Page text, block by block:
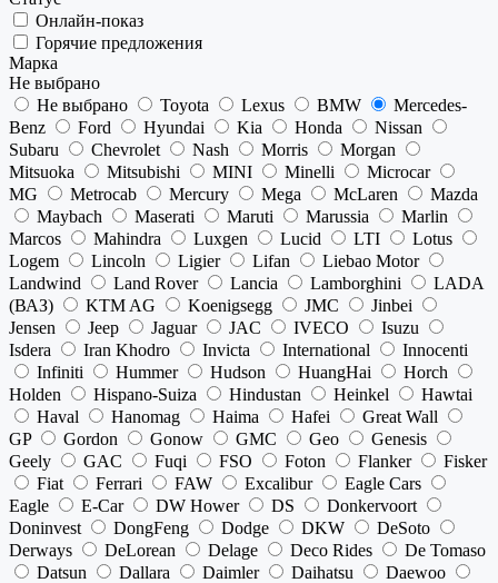
Онлайн-показ
Горячие предложения
Марка
Не выбрано
Не выбрано
Toyota Lexus BMW
Mercedes-
Benz
Ford Hyundai Kia Honda
Nissan
Subaru
Chevrolet Nash Morris
Morgan
Mitsuoka
Mitsubishi MINI Minelli
Microcar
MG
Metrocab Mercury Mega McLaren
Mazda
Maybach
Maserati Maruti Marussia
Marlin
Marcos
Mahindra Luxgen Lucid LTI
Lotus
Logem
Lincoln Ligier Lifan
Liebao Motor
Landwind
Land Rover Lancia Lamborghini
LADA
(ВАЗ)
KTM AG Koenigsegg JMC
Jinbei
Jensen
Jeep Jaguar JAC IVECO
Isuzu
Isdera
Iran Khodro Invicta International
Innocenti
Infiniti
Hummer Hudson HuangHai
Horch
Holden
Hispano-Suiza Hindustan Heinkel
Hawtai
Haval
Hanomag Haima Hafei
Great Wall
GP
Gordon Gonow GMC Geo
Genesis
Geely
GAC Fuqi FSO Foton Flanker
Fisker
Fiat
Ferrari FAW Excalibur
Eagle Cars
Eagle
E-Car DW Hower DS
Donkervoort
Doninvest
DongFeng Dodge DKW
DeSoto
Derways
DeLorean Delage Deco Rides
De Tomaso
Datsun
Dallara Daimler Daihatsu
Daewoo